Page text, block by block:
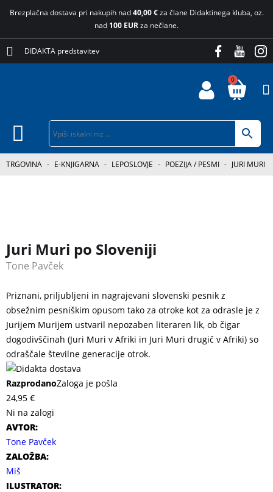
Brezplačna dostava pri nakupih nad40,00 €za člane Didaktinega kluba, oz.
nad 100 EURza nečlane.
DIDAKTA predstavitev
0
TRGOVINA - E-KNJIGARNA - LEPOSLOVJE - POEZIJA / PESMI - JURI MURI
Juri Muri po Sloveniji
Tone Pavček
Priznani, priljubljeni in nagrajevani slovenski pesnik z
obsežnim pesniškim opusom tako za otroke kot za odrasle je z
Jurijem Murijem ustvaril nepozaben literaren lik, ob čigar
dogodivščinah (Juri Muri v Afriki in Juri Muri drugič v Afriki) so
odraščale številne generacije otrok.
RazprodanoZaloga je pošla
24,95 €
Ni na zalogi
AVTOR:
Tone Pavček
ZALOŽBA:
Miš
ILUSTRATOR: